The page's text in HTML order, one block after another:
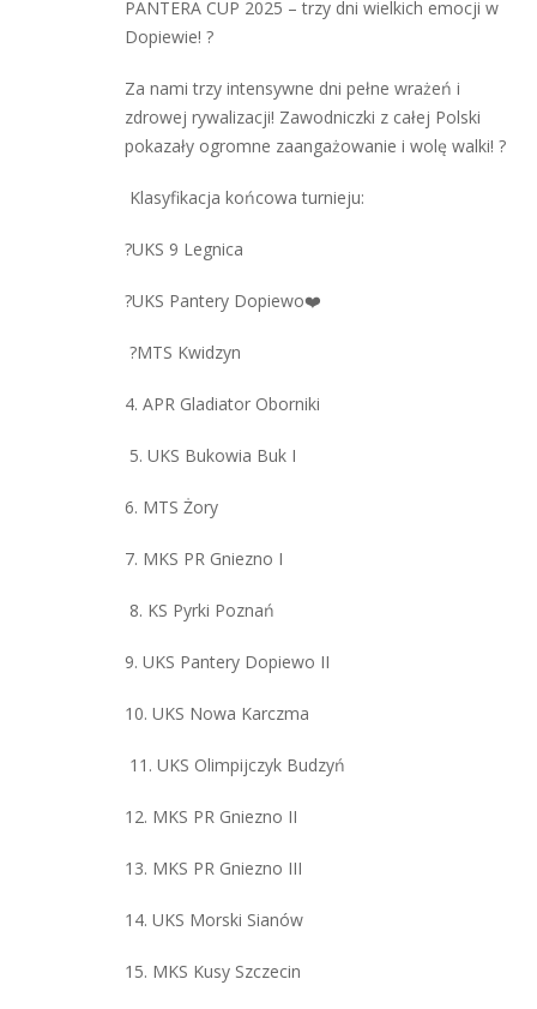
PANTERA CUP 2025 – trzy dni wielkich emocji w
Dopiewie! ?
Za nami trzy intensywne dni pełne wrażeń i
zdrowej rywalizacji! Zawodniczki z całej Polski
pokazały ogromne zaangażowanie i wolę walki! ?
Klasyfikacja końcowa turnieju:
?UKS 9 Legnica
?UKS Pantery Dopiewo❤️
?MTS Kwidzyn
4. APR Gladiator Oborniki
5. UKS Bukowia Buk I
6. MTS Żory
7. MKS PR Gniezno I
8. KS Pyrki Poznań
9. UKS Pantery Dopiewo II
10. UKS Nowa Karczma
11. UKS Olimpijczyk Budzyń
12. MKS PR Gniezno II
13. MKS PR Gniezno III
14. UKS Morski Sianów
15. MKS Kusy Szczecin